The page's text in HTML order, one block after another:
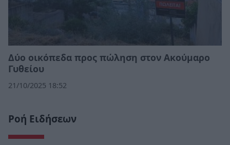
Δύο οικόπεδα προς πώληση στον Ακούμαρο
Γυθείου
21/10/2025 18:52
Ροή Ειδήσεων